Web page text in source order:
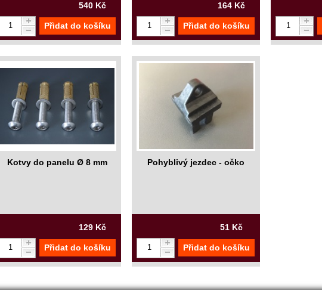
540 Kč
Přidat do košíku
164 Kč
Přidat do košíku
Kotvy do panelu Ø 8 mm
129 Kč
Přidat do košíku
Pohyblivý jezdec - očko
51 Kč
Přidat do košíku